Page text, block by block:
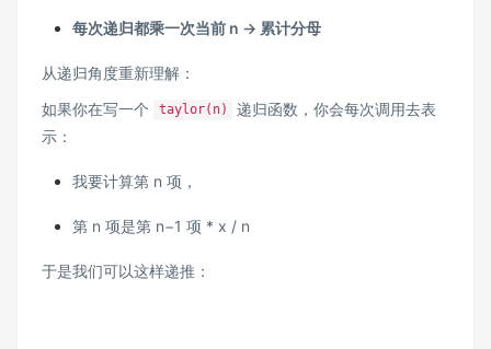
每次递归都乘一次当前 n → 累计分母
从递归角度重新理解：
如果你在写一个
taylor(n)
递归函数，你会每次调用去表
示：
我要计算第 n 项，
第 n 项是第 n−1 项 * x / n
于是我们可以这样递推：